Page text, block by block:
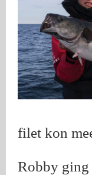
filet kon
Robby ging